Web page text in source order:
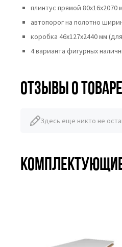
плинтус прямой 80х16х2070
автопорог на полотно
коробка 46x127x2440 мм
4 варианта фигурных
Отзывы о товаре
Здесь еще никто не